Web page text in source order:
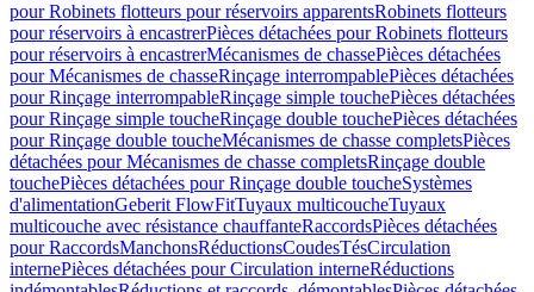
pour Robinets flotteurs pour réservoirs apparentsRobinets flotteurs
pour réservoirs à encastrerPièces détachées pour Robinets flotteurs
pour réservoirs à encastrerMécanismes de chassePièces détachées
pour Mécanismes de chasseRinçage interrompablePièces détachées
pour Rinçage interrompableRinçage simple touchePièces détachées
pour Rinçage simple toucheRinçage double touchePièces détachées
pour Rinçage double toucheMécanismes de chasse completsPièces
détachées pour Mécanismes de chasse completsRinçage double
touchePièces détachées pour Rinçage double toucheSystèmes
d'alimentationGeberit FlowFitTuyaux multicoucheTuyaux
multicouche avec résistance chauffanteRaccordsPièces détachées
pour RaccordsManchonsRéductionsCoudesTésCirculation
internePièces détachées pour Circulation interneRéductions